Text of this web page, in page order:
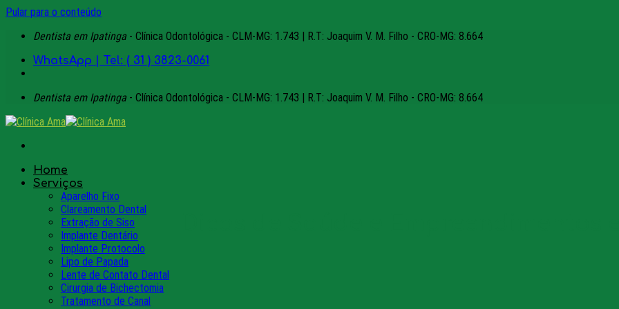
Pular para o conteúdo
Dentista em Ipatinga - Clínica Odontológica - CLM-MG: 1.743 | R.T: Joaquim V. M. Filho - CRO-MG: 8.664
WhatsApp | Tel: ( 31 ) 3823-0061
Dentista em Ipatinga - Clínica Odontológica - CLM-MG: 1.743 | R.T: Joaquim V. M. Filho - CRO-MG: 8.664
Home
Serviços
Aparelho Fixo
Clareamento Dental
Extração de Siso
Implante Dentário
Implante Protocolo
Lipo de Papada
Lente de Contato Dental
Cirurgia de Bichectomia
Tratamento de Canal